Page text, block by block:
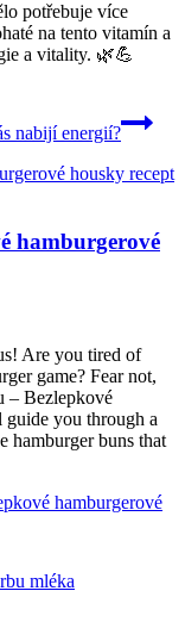
potřebuje více
na tento vitamín a
a vitality. 🌿💪
nabijí energií?
hamburgerové
Are you tired of⁣
game? Fear not,
– Bezlepkové
you through a
hamburger buns ‌that
hamburgerové